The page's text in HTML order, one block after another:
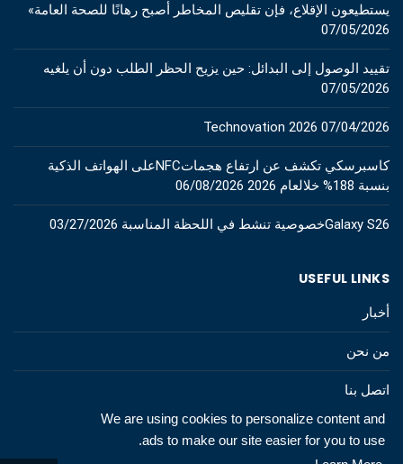
We are using cookies to personalize content and
ads to make our site easier for you to use.
يستطيعون الإقلاع، فإن تقليص المخاطر أصبح رهانًا للصحة العامة»
07/05/2026
تقييد الوصول إلى البدائل: حين يزيح الحظر الطلب دون أن يلغيه
07/05/2026
Technovation 2026 07/04/2026
كاسبرسكي تكشف عن ارتفاع هجماتNFCعلى الهواتف الذكية
بنسبة 188% خلالعام 2026
06/08/2026
Galaxy S26خصوصية تنشط في اللحظة المناسبة 03/27/2026
USEFUL LINKS
أخبار
من نحن
اتصل بنا